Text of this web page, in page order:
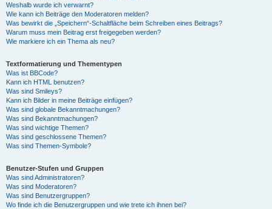
Weshalb wurde ich verwarnt?
Wie kann ich Beiträge den Moderatoren melden?
Was bewirkt die „Speichern“-Schaltfläche beim Schreiben eines Beitrags?
Warum muss mein Beitrag erst freigegeben werden?
Wie markiere ich ein Thema als neu?
Textformatierung und Thementypen
Was ist BBCode?
Kann ich HTML benutzen?
Was sind Smileys?
Kann ich Bilder in meine Beiträge einfügen?
Was sind globale Bekanntmachungen?
Was sind Bekanntmachungen?
Was sind wichtige Themen?
Was sind geschlossene Themen?
Was sind Themen-Symbole?
Benutzer-Stufen und Gruppen
Was sind Administratoren?
Was sind Moderatoren?
Was sind Benutzergruppen?
Wo finde ich die Benutzergruppen und wie trete ich ihnen bei?